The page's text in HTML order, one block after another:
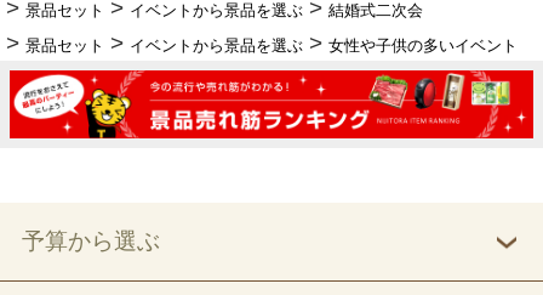
景品セット
イベントから景品を選ぶ
結婚式二次会
景品セット
イベントから景品を選ぶ 女性や子供の多いイベント
予算から選ぶ